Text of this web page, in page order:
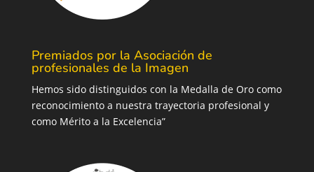
Premiados por la Asociación de
profesionales de la Imagen
Hemos sido distinguidos con la Medalla de Oro como
reconocimiento a nuestra trayectoria profesional y
como Mérito a la Excelencia”